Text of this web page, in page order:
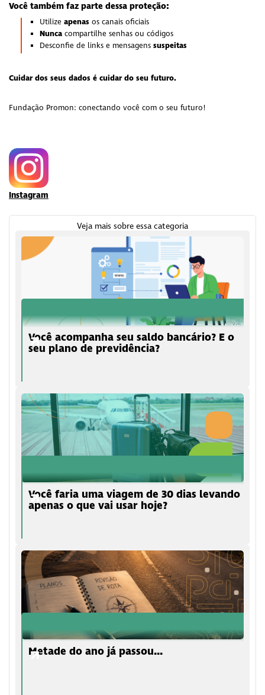
Você também faz parte dessa proteção:
Utilize apenas os canais oficiais
Nunca compartilhe senhas ou códigos
Desconfie de links e mensagens suspeitas
Cuidar dos seus dados é cuidar do seu futuro.
Fundação Promon: conectando você com o seu futuro!
Instagram
Veja mais sobre essa categoria
Você acompanha seu saldo bancário? E o
seu plano de previdência?
Você faria uma viagem de 30 dias levando
apenas o que vai usar hoje?
Metade do ano já passou...